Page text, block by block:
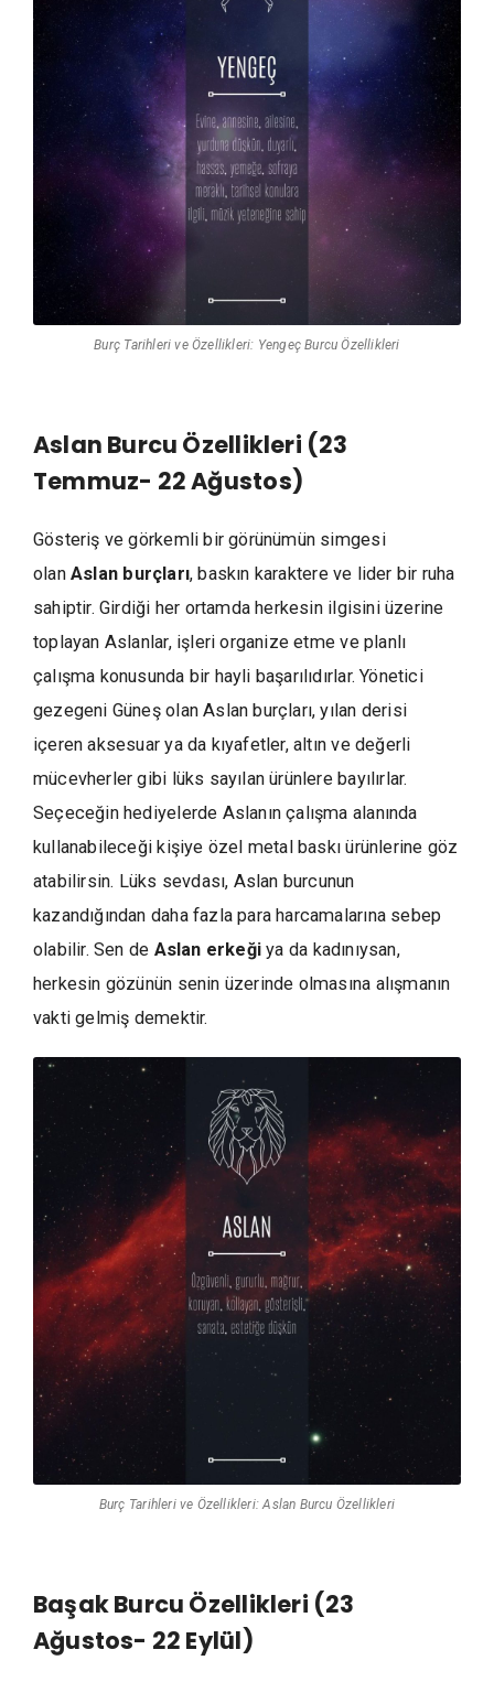
Burç Tarihleri ve Özellikleri: Yengeç Burcu Özellikleri
Aslan Burcu Özellikleri (23
Temmuz- 22 Ağustos)
Gösteriş ve görkemli bir görünümün simgesi
olanAslan burçları, baskın karaktere ve lider bir ruha
sahiptir. Girdiği her ortamda herkesin ilgisini üzerine
toplayan Aslanlar, işleri organize etme ve planlı
çalışma konusunda bir hayli başarılıdırlar. Yönetici
gezegeni Güneş olan Aslan burçları, yılan derisi
içeren aksesuar ya da kıyafetler, altın ve değerli
mücevherler gibi lüks sayılan ürünlere bayılırlar.
Seçeceğin hediyelerde Aslanın çalışma alanında
kullanabileceği kişiye özel metal baskı ürünlerine göz
atabilirsin. Lüks sevdası, Aslan burcunun
kazandığından daha fazla para harcamalarına sebep
olabilir. Sen de Aslan erkeği ya da kadınıysan,
herkesin gözünün senin üzerinde olmasına alışmanın
vakti gelmiş demektir.
Burç Tarihleri ve Özellikleri: Aslan Burcu Özellikleri
Başak Burcu Özellikleri (23
Ağustos- 22 Eylül)